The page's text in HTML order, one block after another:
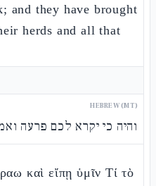
and they have brought
herds and all that
HEBREW (MT)
והיה כי יקרא לכם פרעה
καὶ εἴπῃ ὑμῖν Τί τὸ